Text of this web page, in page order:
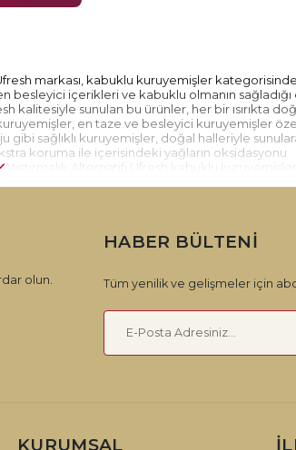
markası, kabuklu kuruyemişler
içerikleri ve kabuklu olmanın sağladığı
kalitesiyle sunulan bu ürünler, her bir ısırıkta
en taze ve besleyici kuruyemişler
gibi sağlıklı kuruyemişler, doğal halleriyle
koruma ile içerisindeki yağların oksidasyonu
Alternatifi Ufresh kabuklu kuruyemişler,
ve doğadan gelen bir atıştırmalık keyfi
olun.
HABER BÜLTENI
Tüm yenilik ve gelişmeler için
KURUMSAL